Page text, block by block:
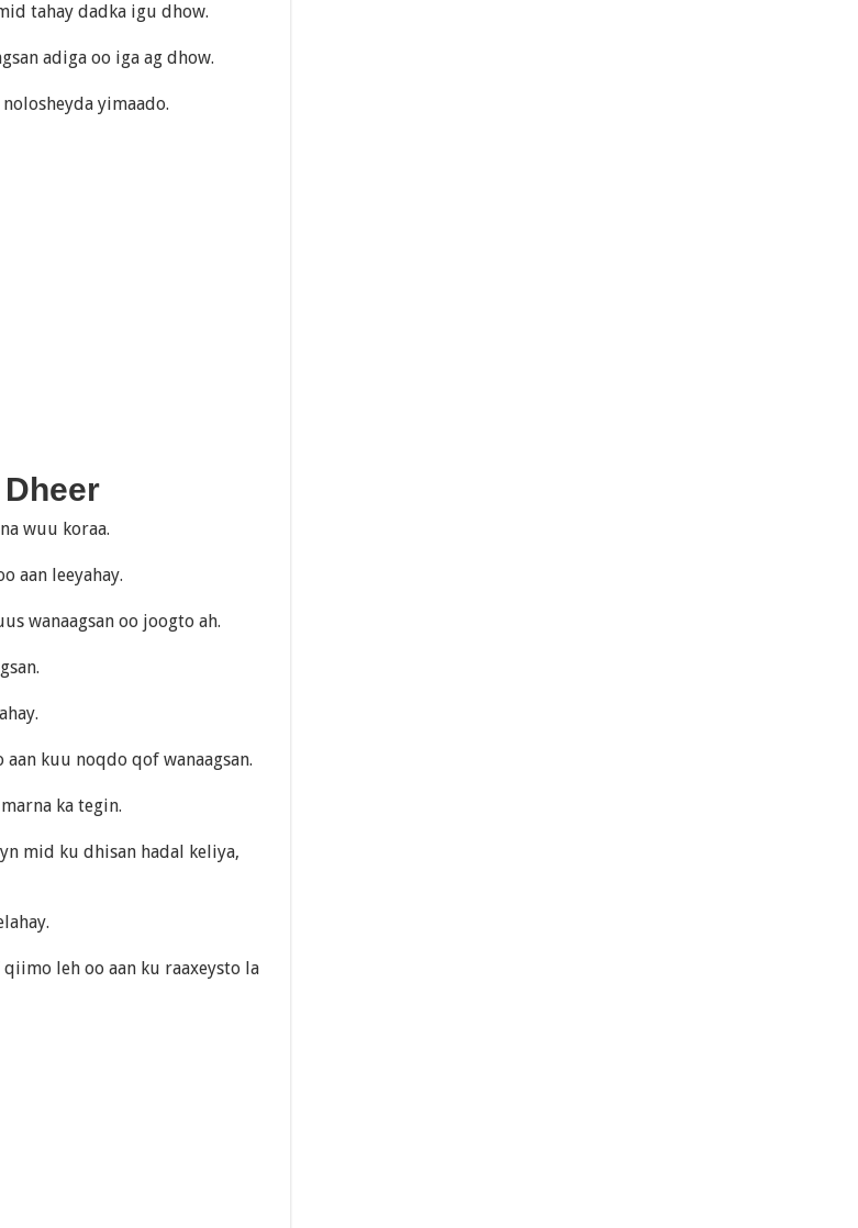
tahay dadka igu dhow.
adiga oo iga ag dhow.
yimaado.
wuu koraa.
aan leeyahay.
wanaagsan oo joogto ah.
aan kuu noqdo qof wanaagsan.
ka tegin.
mid ku dhisan hadal keliya,
leh oo aan ku raaxeysto la